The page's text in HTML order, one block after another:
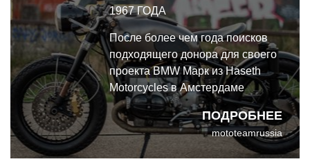
1967 ГОДА
ПОДРОБНЕЕ
После более чем года поисков
подходящего донора для своего
проекта BMW Марк из Haseth
Motorcycles в Амстердаме
наконец-то нашел R67 1967 года
с двигателем от R90 1973 года,
который продавался в
Роттердаме, Нидерланды.
mototeamrussia